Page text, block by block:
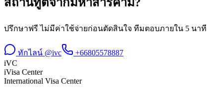
สถานทูตจากมหาสารคาม?
ปรึกษาฟรี ไม่มีค่าใช้จ่ายก่อนตัดสินใจ ทีมตอบภายใน 5 นาที
ทักไลน์ @ivc
+66805578887
iVC
iVisa Center
International Visa Center